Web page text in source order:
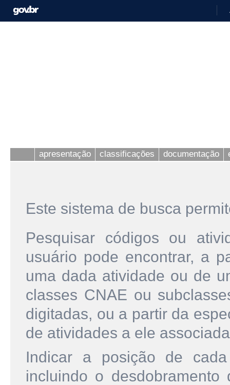
apresentação classificações documentação
Este sistema de busca
Pesquisar códigos ou
usuário pode encontrar, a
uma dada atividade ou de
classes CNAE ou
digitadas, ou a partir da
de atividades a ele
Indicar a posição de
incluindo o